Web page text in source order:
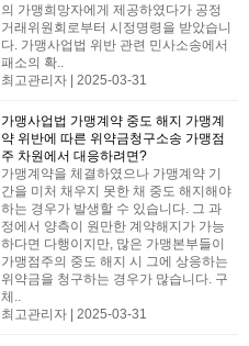
의 가맹희망자에게 제공하였다가 공정
거래위원회로부터 시정명령을 받았습니
다. ​​가맹사업법 위반 관련 민사소송에서
패소의 확..
최고관리자 | 2025-03-31
가맹사업법 가맹계약 중도 해지 가맹계
약 위반에 따른 위약금청구소송 가맹점
주 차원에서 대응하려면?
가맹계약을 체결하였으나 가맹계약 기
간을 미처 채우지 못한 채 중도 해지해야
하는 경우가 발생할 수 있습니다. 그 과
정에서 양측이 원만한 계약해지가 가능
하다면 다행이지만, 많은 가맹본부들이
가맹점주의 중도 해지 시 그에 상응하는
위약금을 청구하는 경우가 많습니다. ​구
체..
최고관리자 | 2025-03-31